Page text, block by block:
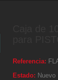
Referencia:
Estado: Nuevo